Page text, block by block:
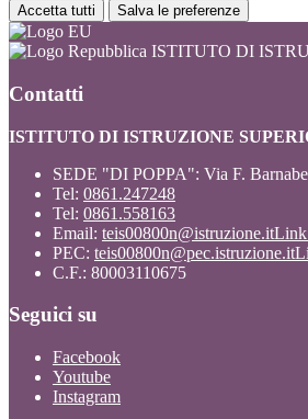
Accetta tutti Salva le preferenze
ISTITUTO DI
Contatti
ISTITUTO DI ISTRUZIONE
SEDE "DI POPPA": Via F.
Tel: 0861.247248
Tel: 0861.558163
Email: teis00800n@istruzione.itLink
PEC: teis00800n@pec.istruzione.it
C.F.: 80003110675
Seguici su
Facebook
Youtube
Instagram